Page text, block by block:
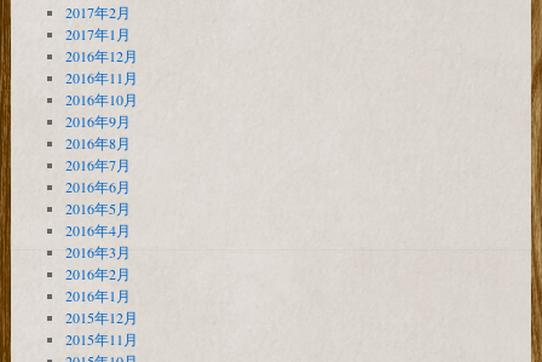
2017年2月
2017年1月
2016年12月
2016年11月
2016年10月
2016年9月
2016年8月
2016年7月
2016年6月
2016年5月
2016年4月
2016年3月
2016年2月
2016年1月
2015年12月
2015年11月